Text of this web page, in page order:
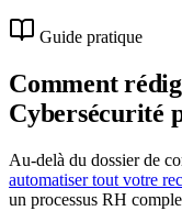
Guide pratique
Comment
Cybersécurité
Au-delà du dossier de
automatiser tout votre
un processus RH